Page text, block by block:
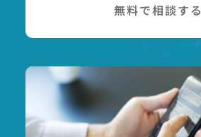
無料で相談する